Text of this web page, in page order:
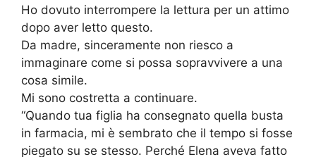
Ho dovuto interrompere la lettura per un attimo
dopo aver letto questo.
Da madre, sinceramente non riesco a
immaginare come si possa sopravvivere a una
cosa simile.
Mi sono costretta a continuare.
“Quando tua figlia ha consegnato quella busta
in farmacia, mi è sembrato che il tempo si fosse
piegato su se stesso. Perché Elena aveva fatto